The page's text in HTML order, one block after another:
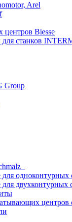
Arel
центров Biesse
станков
Group
одноконтурных
двухконтурных